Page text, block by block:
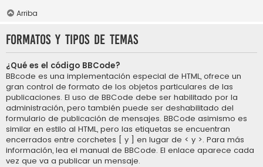
Arriba
Formatos y tipos de temas
¿Qué es el código BBCode?
BBcode es una implementación especial de HTML, ofrece un
gran control de formato de los objetos particulares de las
publicaciones. El uso de BBCode debe ser habilitado por la
administración, pero también puede ser deshabilitado del
formulario de publicación de mensajes. BBCode asimismo es
similar en estilo al HTML, pero las etiquetas se encuentran
encerrados entre corchetes [ y ] en lugar de < y >. Para más
información, lea el manual de BBCode. El enlace aparece cada
vez que va a publicar un mensaje.